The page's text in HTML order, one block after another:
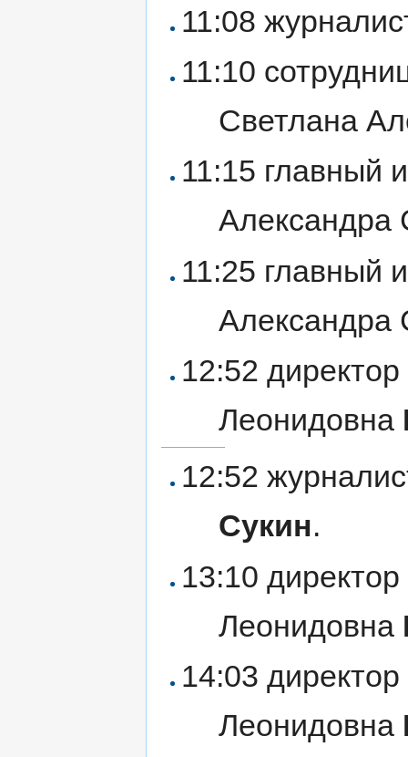
11:08
11:10
Светлана
11:15
11:25
12:52
Леонидовна
12:52
Сукин.
13:10
Леонидовна
14:03
Леонидовна